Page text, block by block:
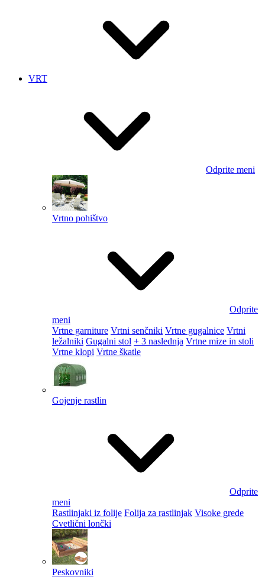
VRT
Odprite meni
Vrtno pohištvo
Odprite
meni
Vrtne garniture Vrtni senčniki Vrtne gugalnice Vrtni
ležalniki Gugalni stol + 3 naslednja Vrtne mize in stoli
Vrtne klopi Vrtne škatle
Gojenje rastlin
Odprite
meni
Rastlinjaki iz folije Folija za rastlinjak Visoke grede
Cvetlični lončki
Peskovniki